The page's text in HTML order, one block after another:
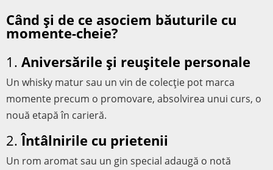
Când și de ce asociem băuturile cu
momente-cheie?
1. Aniversările și reușitele personale
Un whisky matur sau un vin de colecție pot marca
momente precum o promovare, absolvirea unui curs, o
nouă etapă în carieră.
2.Întâlnirile cu prietenii
Un rom aromat sau un gin special adaugă o notă